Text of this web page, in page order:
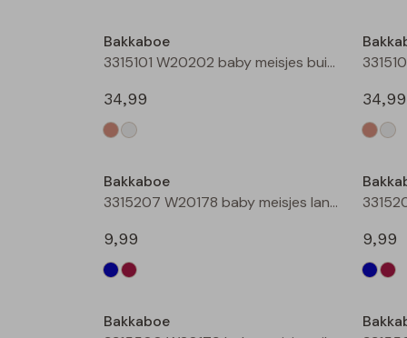
Bakkaboe
3315101 W20202 baby meisjes buiten jack Taupe
34,99
34,99
Bakkaboe
3315207 W20178 baby meisjes lange broek Marine
9,99
9,99
Bakkaboe